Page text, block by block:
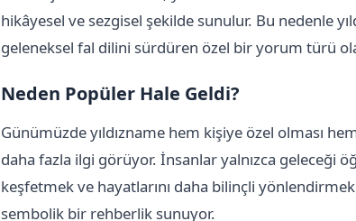
hikâyesel ve sezgisel şekilde sunulur. Bu nedenle
geleneksel fal dilini sürdüren özel bir yorum türü
Neden Popüler Hale Geldi?
Günümüzde yıldızname hem kişiye özel olması
daha fazla ilgi görüyor. İnsanlar yalnızca geleceği
keşfetmek ve hayatlarını daha bilinçli yönlendirmek
sembolik bir rehberlik sunuyor.